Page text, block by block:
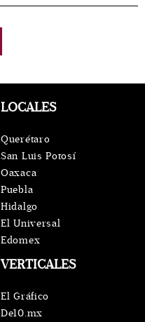
VERTICALES
El Gráfico
De10.mx
LOCALES
Querétaro
San Luis Potosí
Oaxaca
Puebla
Hidalgo
El Universal
Edomex